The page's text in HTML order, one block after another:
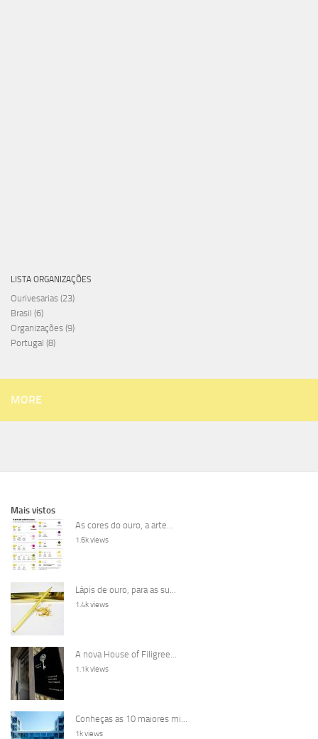
LISTA ORGANIZAÇÕES
Ourivesarias (23)
Brasil (6)
Organizações (9)
Portugal (8)
MORE
Mais vistos
As cores do ouro, a arte...
1.6k views
Lápis de ouro, para as su...
1.4k views
A nova House of Filigree...
1.1k views
Conheças as 10 maiores mi...
1k views